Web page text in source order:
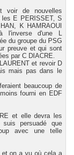
voir de nouvelles
les E PERISSET, S
K HAMRAOUI
l'inverse d'une L
du groupe du PSG
preuve et qui sont
par C DIACRE.
et revoir D
mais pas dans le
beaucoup de
fourni en EDF
et elle devra les
persuadé que
avec une telle
et on a vu où cela a